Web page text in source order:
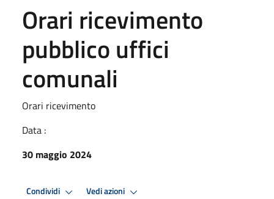
Orari ricevimento
pubblico uffici
comunali
Orari ricevimento
Data :
30 maggio 2024
Condividi Vedi azioni